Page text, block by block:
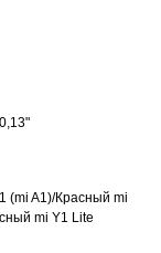
(mi A1)/Красный mi
mi Y1 Lite